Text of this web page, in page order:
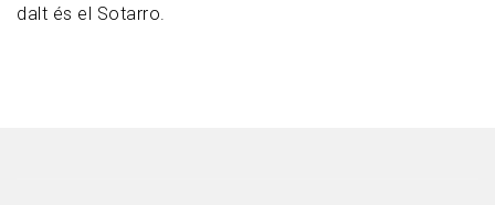
dalt és el Sotarro.